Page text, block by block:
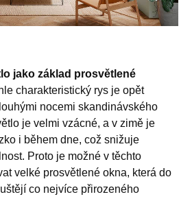
jako základ prosvětlené
charakteristický rys je opět
nocemi skandinávského
je velmi vzácné, a v zimě je
i během dne, což snižuje
Proto je možné v těchto
velké prosvětlené okna, která do
co nejvíce přirozeného